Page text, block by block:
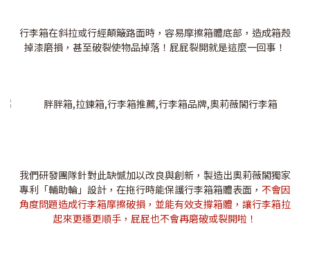
行李箱在斜拉或行經顛簸路面時，容易摩擦箱體底部，造成箱殼
掉漆磨損，甚至破裂使物品掉落！屁屁裂開就是這麼一回事！
我們研發團隊針對此缺憾加以改良與創新，製造出奧莉薇閣獨家
專利「輔助輪」設計，在拖行時能保護行李箱箱體表面， 不會因
角度問題造成行李箱摩擦破損，並能有效支撐箱體，讓行李箱拉
起來更穩更順手，屁屁也不會再磨破或裂開啦！